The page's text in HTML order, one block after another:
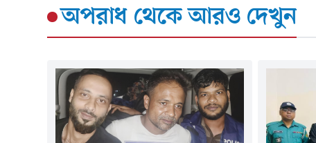
অপরাধ থেকে আরও দেখুন